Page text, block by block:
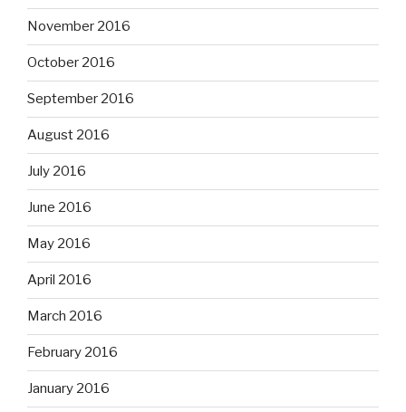
November 2016
October 2016
September 2016
August 2016
July 2016
June 2016
May 2016
April 2016
March 2016
February 2016
January 2016